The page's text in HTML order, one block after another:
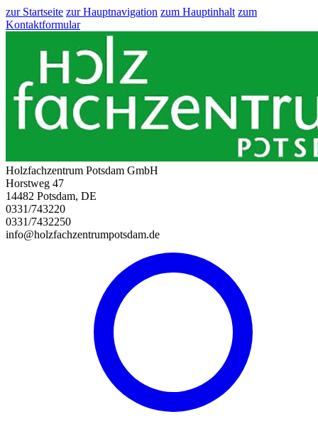
zur Startseite zur Hauptnavigation zum Hauptinhalt zum
Kontaktformular
Holzfachzentrum Potsdam GmbH
Horstweg 47
14482 Potsdam, DE
0331/743220
0331/7432250
info@holzfachzentrumpotsdam.de